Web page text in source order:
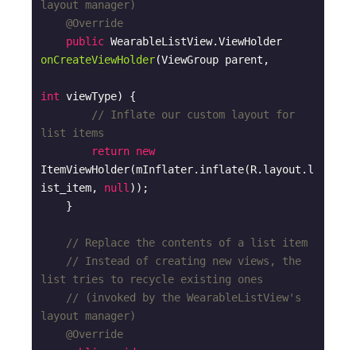
layout manager)
@Override
public WearableListView.
onCreateViewHolder(ViewGroup parent,
int viewType)
{
// Inflate our custom layout for
list items
return new
ItemViewHolder(mInflater.inflate(R.layout.l
ist_item, null ));
// Replace the contents of a list item
// Instead of creating new views, the
list tries to recycle existing ones
// (invoked by the WearableListView's
layout manager)
@Override